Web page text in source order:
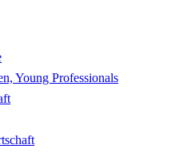
Young Professionals